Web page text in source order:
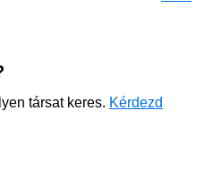
társat keres. Kérdezd